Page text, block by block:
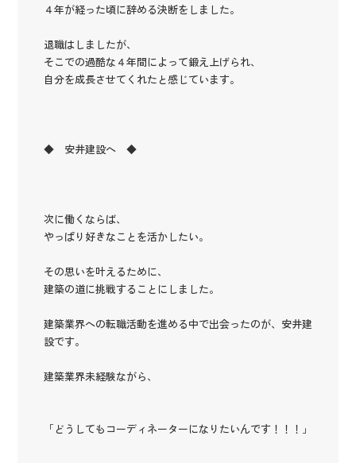
４年が経った頃に辞める決断をしました。
退職はしましたが、
そこでの過酷な４年間によって鍛え上げられ、
自分を成長させてくれたと感じています。
◆ 安井建設へ ◆
次に働くならば、
やっぱり好きなことを活かしたい。
その思いを叶えるために、
建築の道に挑戦することにしました。
建築業界への転職活動を進める中で出会ったのが、安井建
設です。
建築業界未経験ながら、
「どうしてもコーディネーターになりたいんです！！！」